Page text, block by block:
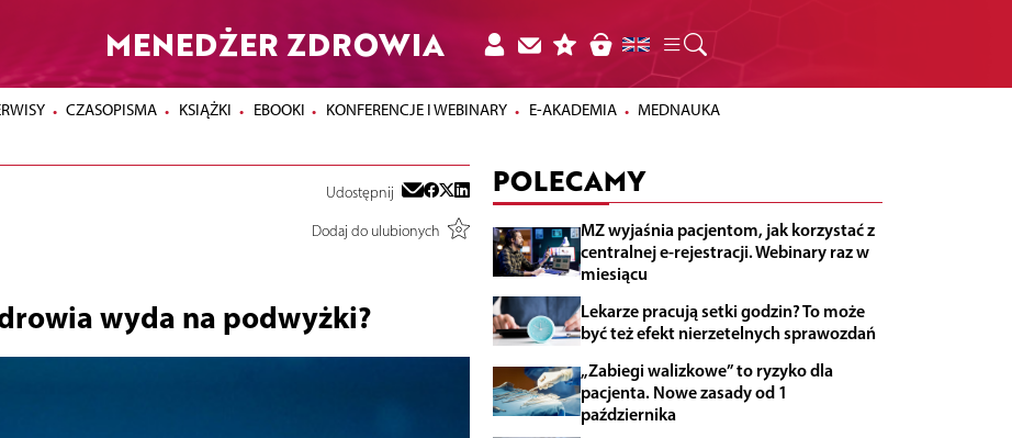
MENEDŻER ZDROWIA
CZASOPISMA KSIĄŻKI EBOOKI KONFERENCJE I WEBINARY E-AKADEMIA MEDNAUKA
Udostępnij
Dodaj do ulubionych
wyda na podwyżki?
POLECAMY
MZ wyjaśnia pacjentom, jak korzystać z
centralnej e-rejestracji. Webinary raz w
miesiącu
Lekarze pracują setki godzin? To może
być też efekt nierzetelnych sprawozdań
„Zabiegi walizkowe” to ryzyko dla
pacjenta. Nowe zasady od 1
października